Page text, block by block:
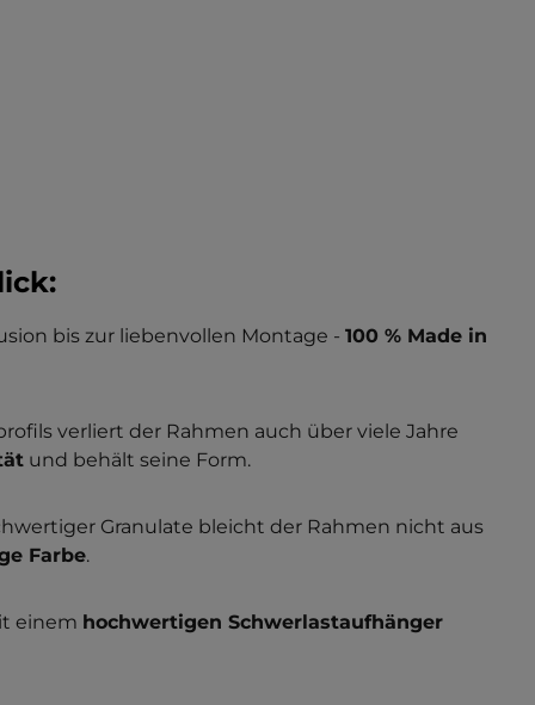
bis zur liebenvollen Montage - 100 % Made in
verliert der Rahmen auch über viele Jahre
und behält seine Form.
Granulate bleicht der Rahmen nicht aus
Farbe.
einem hochwertigen Schwerlastaufhänger